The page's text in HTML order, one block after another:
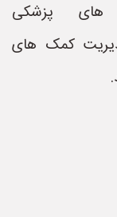
های پزشکی
کمک های